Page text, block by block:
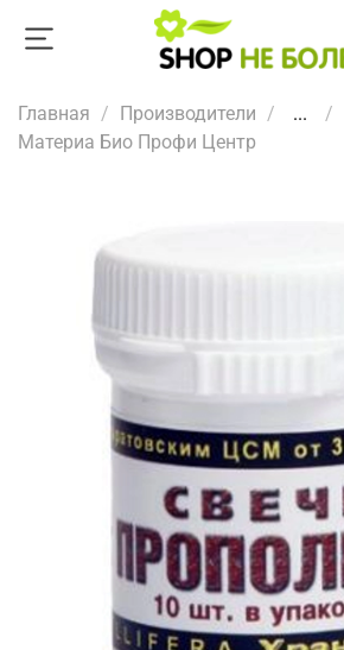
Главная Производители
...
Материа Био Профи Центр